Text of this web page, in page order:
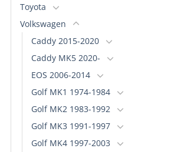
Toyota
Volkswagen
Caddy 2015-2020
Caddy MK5 2020-
EOS 2006-2014
Golf MK1 1974-1984
Golf MK2 1983-1992
Golf MK3 1991-1997
Golf MK4 1997-2003